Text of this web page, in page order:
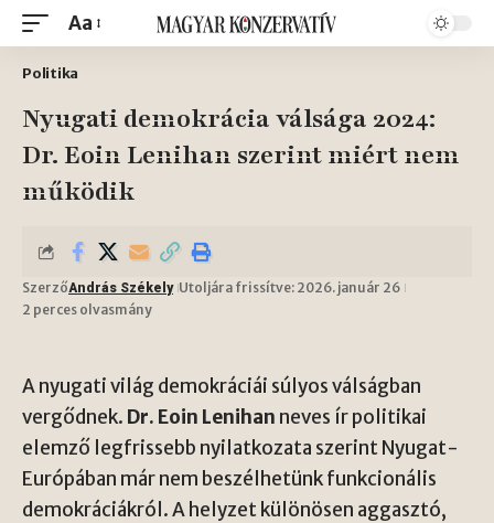
Aa
Politika
Nyugati demokrácia válsága 2024:
Dr. Eoin Lenihan szerint miért nem
működik
SzerzőAndrás Székely Utoljára frissítve: 2026. január 26
2 perces olvasmány
A nyugati világ demokráciái súlyos válságban
vergődnek. Dr. Eoin Lenihan neves ír politikai
elemző legfrissebb nyilatkozata szerint Nyugat-
Európában már nem beszélhetünk funkcionális
demokráciákról. A helyzet különösen aggasztó,